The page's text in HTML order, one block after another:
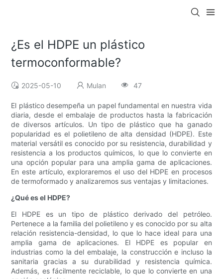
¿Es el HDPE un plástico
termoconformable?
2025-05-10 Mulan 47
El plástico desempeña un papel fundamental en nuestra vida
diaria, desde el embalaje de productos hasta la fabricación
de diversos artículos. Un tipo de plástico que ha ganado
popularidad es el polietileno de alta densidad (HDPE). Este
material versátil es conocido por su resistencia, durabilidad y
resistencia a los productos químicos, lo que lo convierte en
una opción popular para una amplia gama de aplicaciones.
En este artículo, exploraremos el uso del HDPE en procesos
de termoformado y analizaremos sus ventajas y limitaciones.
¿Qué es el HDPE?
El HDPE es un tipo de plástico derivado del petróleo.
Pertenece a la familia del polietileno y es conocido por su alta
relación resistencia-densidad, lo que lo hace ideal para una
amplia gama de aplicaciones. El HDPE es popular en
industrias como la del embalaje, la construcción e incluso la
sanitaria gracias a su durabilidad y resistencia química.
Además, es fácilmente reciclable, lo que lo convierte en una